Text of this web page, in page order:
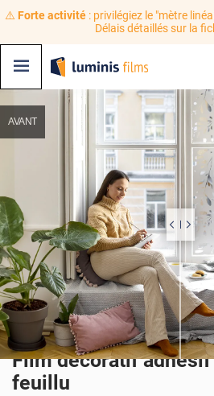
⚠️ Forte activité: privilégiez le "mètre
Délais détaillés sur la
AVANT
Film décoratif
feuillu